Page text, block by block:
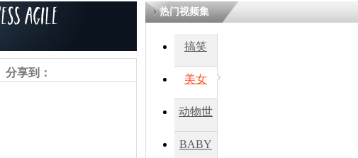
分享到：
热门视频集
搞笑
美女
动物世
BABY